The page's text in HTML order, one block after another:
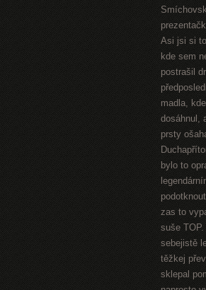
Asi jsi si
kde sem
postrašil
madla,
dosáhnul,
prsty
bylo to
zas to
suše
sebejistě
těžkej
sklepal